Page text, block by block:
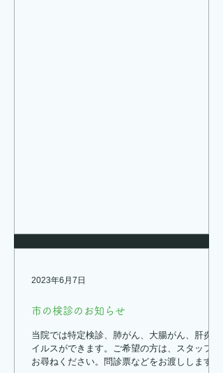
市の検診のお知らせ
当院では特定検診、肺がん、大腸がん、肝炎ウ
イルスができます。ご希望の方は、スタッフに
お尋ねください。問診票などをお渡しします。
2023年6月7日